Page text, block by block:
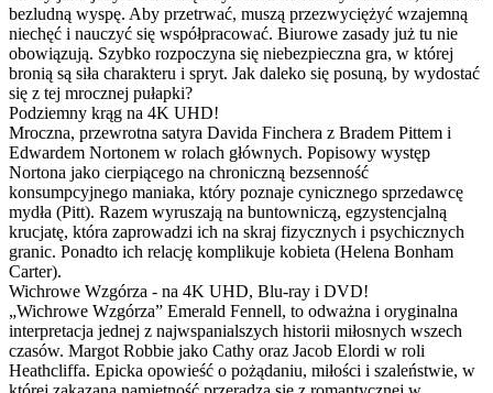
bezludną wyspę. Aby przetrwać, muszą przezwyciężyć wzajemną
niechęć i nauczyć się współpracować. Biurowe zasady już tu nie
obowiązują. Szybko rozpoczyna się niebezpieczna gra, w której
bronią są siła charakteru i spryt. Jak daleko się posuną, by wydostać
się z tej mrocznej pułapki?
Podziemny krąg na 4K UHD!
Mroczna, przewrotna satyra Davida Finchera z Bradem Pittem i
Edwardem Nortonem w rolach głównych. Popisowy występ
Nortona jako cierpiącego na chroniczną bezsenność
konsumpcyjnego maniaka, który poznaje cynicznego sprzedawcę
mydła (Pitt). Razem wyruszają na buntowniczą, egzystencjalną
krucjatę, która zaprowadzi ich na skraj fizycznych i psychicznych
granic. Ponadto ich relację komplikuje kobieta (Helena Bonham
Carter).
Wichrowe Wzgórza - na 4K UHD, Blu-ray i DVD!
„Wichrowe Wzgórza” Emerald Fennell, to odważna i oryginalna
interpretacja jednej z najwspanialszych historii miłosnych wszech
czasów. Margot Robbie jako Cathy oraz Jacob Elordi w roli
Heathcliffa. Epicka opowieść o pożądaniu, miłości i szaleństwie, w